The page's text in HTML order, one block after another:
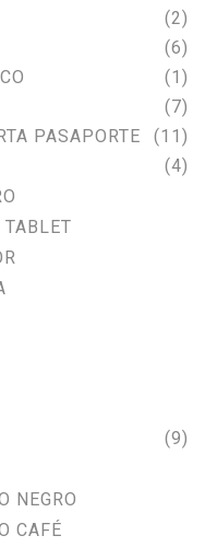
(2)
(6)
(1)
(7)
PASAPORTE
(11)
(4)
TABLET
(9)
NEGRO
CAFÉ